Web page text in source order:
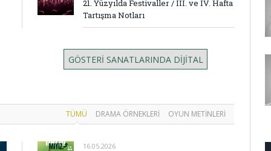
21. Yüzyılda Festivaller / III. ve IV. Hafta
Tartışma Notları
GÖSTERİ SANATLARINDA DİJİTAL
TÜMÜ DRAMA ÖRNEKLERI OYUN METINLERI
16.05.2026